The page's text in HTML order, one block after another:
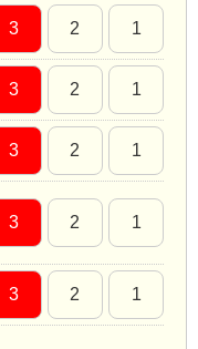
3 2 1
3 2 1
3 2 1
3 2 1
3 2 1